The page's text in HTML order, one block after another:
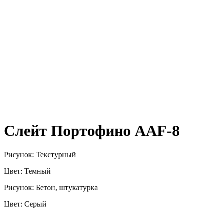
Слейт Портофино AAF-8
Рисунок: Текстурный
Цвет: Темный
Рисунок: Бетон, штукатурка
Цвет: Серый